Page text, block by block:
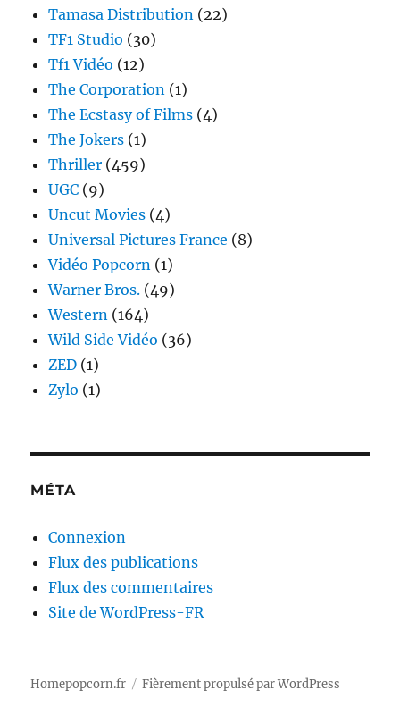
Tamasa Distribution (22)
TF1 Studio (30)
Tf1 Vidéo (12)
The Corporation (1)
The Ecstasy of Films (4)
The Jokers (1)
Thriller (459)
UGC (9)
Uncut Movies (4)
Universal Pictures France (8)
Vidéo Popcorn (1)
Warner Bros. (49)
Western (164)
Wild Side Vidéo (36)
ZED (1)
Zylo (1)
MÉTA
Connexion
Flux des publications
Flux des commentaires
Site de WordPress-FR
Homepopcorn.fr Fièrement propulsé par WordPress